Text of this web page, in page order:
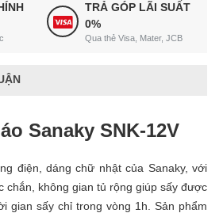
TRẢ GÓP LÃI SUẤT
0%
Qua thẻ Visa, Mater, JCB
Sanaky SNK-12V
điện, dáng chữ nhật của Sanaky, với
chắn, không gian tủ rộng giúp sấy được
gian sấy chỉ trong vòng 1h. Sản phẩm